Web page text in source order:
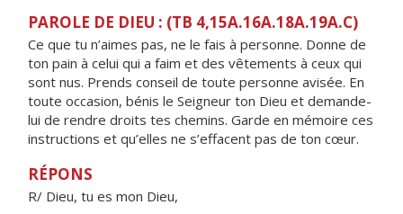
PAROLE DE DIEU : (TB 4,15A.16A.18A.19A.C)
Ce que tu n’aimes pas, ne le fais à personne. Donne de
ton pain à celui qui a faim et des vêtements à ceux qui
sont nus. Prends conseil de toute personne avisée. En
toute occasion, bénis le Seigneur ton Dieu et demande-
lui de rendre droits tes chemins. Garde en mémoire ces
instructions et qu’elles ne s’effacent pas de ton cœur.
RÉPONS
R/ Dieu, tu es mon Dieu,